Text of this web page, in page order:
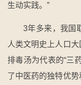
生动实践。”
3年多来，我国
人类文明史上人口
排毒汤为代表的“三
了中医药的独特优